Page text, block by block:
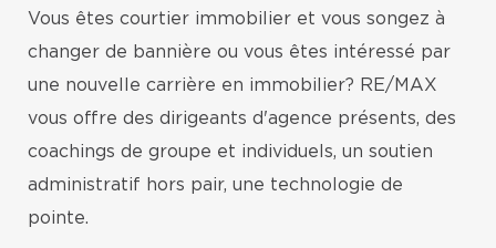
Vous êtes courtier immobilier et vous songez à
changer de bannière ou vous êtes intéressé par
une nouvelle carrière en immobilier? RE/MAX
vous offre des dirigeants d'agence présents, des
coachings de groupe et individuels, un soutien
administratif hors pair, une technologie de
pointe.